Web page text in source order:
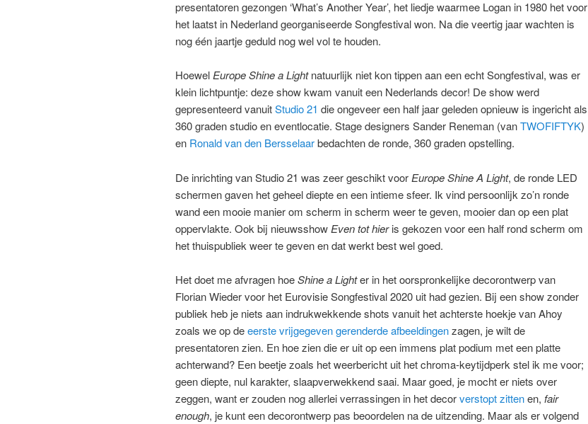
presentatoren gezongen ‘What’s Another Year’, het liedje waarmee Logan in 1980 het voor
het laatst in Nederland georganiseerde Songfestival won. Na die veertig jaar wachten is
nog één jaartje geduld nog wel vol te houden.
HoewelEurope Shine a Lightnatuurlijk niet kon tippen aan een echt Songfestival, was er
klein lichtpuntje: deze show kwam vanuit een Nederlands decor! De show werd
gepresenteerd vanuitStudio 21 die ongeveer een half jaar geleden opnieuw is ingericht als
360 graden studio en eventlocatie. Stage designers Sander Reneman (vanTWOFIFTYK)
en Ronald van den Bersselaarbedachten de ronde, 360 graden opstelling.
De inrichting van Studio 21 was zeer geschikt voor Europe Shine A Light, de ronde LED
schermen gaven het geheel diepte en een intieme sfeer. Ik vind persoonlijk zo’n ronde
wand een mooie manier om scherm in scherm weer te geven, mooier dan op een plat
oppervlakte. Ook bij nieuwsshow Even tot hieris gekozen voor een half rond scherm om
het thuispubliek weer te geven en dat werkt best wel goed.
Het doet me afvragen hoeShine a Lighter in het oorspronkelijke decorontwerp van
Florian Wieder voor het Eurovisie Songfestival 2020 uit had gezien. Bij een show zonder
publiek heb je niets aan indrukwekkende shots vanuit het achterste hoekje van Ahoy
zoals we op deeerste vrijgegeven gerenderde afbeeldingenzagen, je wilt de
presentatoren zien. En hoe zien die er uit op een immens plat podium met een platte
achterwand? Een beetje zoals het weerbericht uit het chroma-keytijdperk stel ik me voor;
geen diepte, nul karakter, slaapverwekkend saai. Maar goed, je mocht er niets over
zeggen, want er zouden nog allerlei verrassingen in het decorverstopt zittenen, fair
enough, je kunt een decorontwerp pas beoordelen na de uitzending. Maar als er volgend